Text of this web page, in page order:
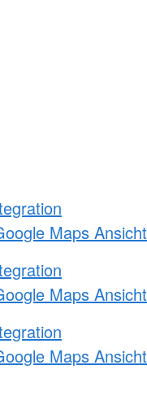
Maps Ansicht
Maps Ansicht
Maps Ansicht